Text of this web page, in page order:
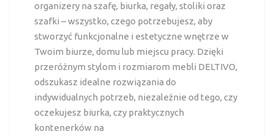
organizery na szafę, biurka, regały, stoliki oraz
szafki – wszystko, czego potrzebujesz, aby
stworzyć funkcjonalne i estetyczne wnętrze w
Twoim biurze, domu lub miejscu pracy. Dzięki
przeróżnym stylom i rozmiarom mebli DELTIVO,
odszukasz idealne rozwiązania do
indywidualnych potrzeb, niezależnie od tego, czy
oczekujesz biurka, czy praktycznych
kontenerków na